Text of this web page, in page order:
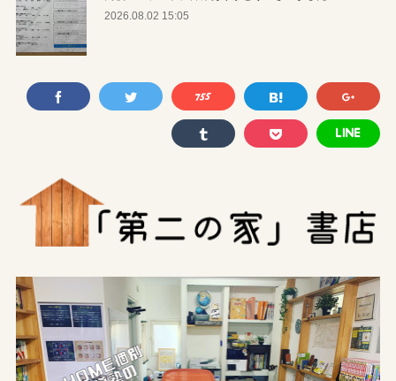
2026.08.02 15:05